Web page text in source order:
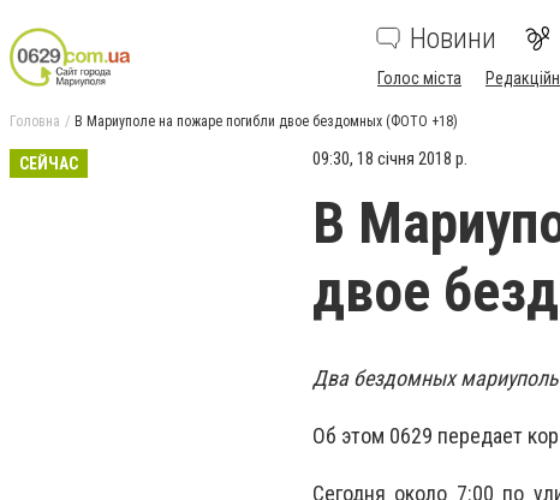
Новини
Голос міста
Головна В Мариуполе на пожаре погибли двое бездомных (ФОТО +18)
СЕЙЧАС 09:30, 18 січня 2018 р.
В
двое
Два бездомных
Об этом 0629 передает
Сегодня около 7:00 по